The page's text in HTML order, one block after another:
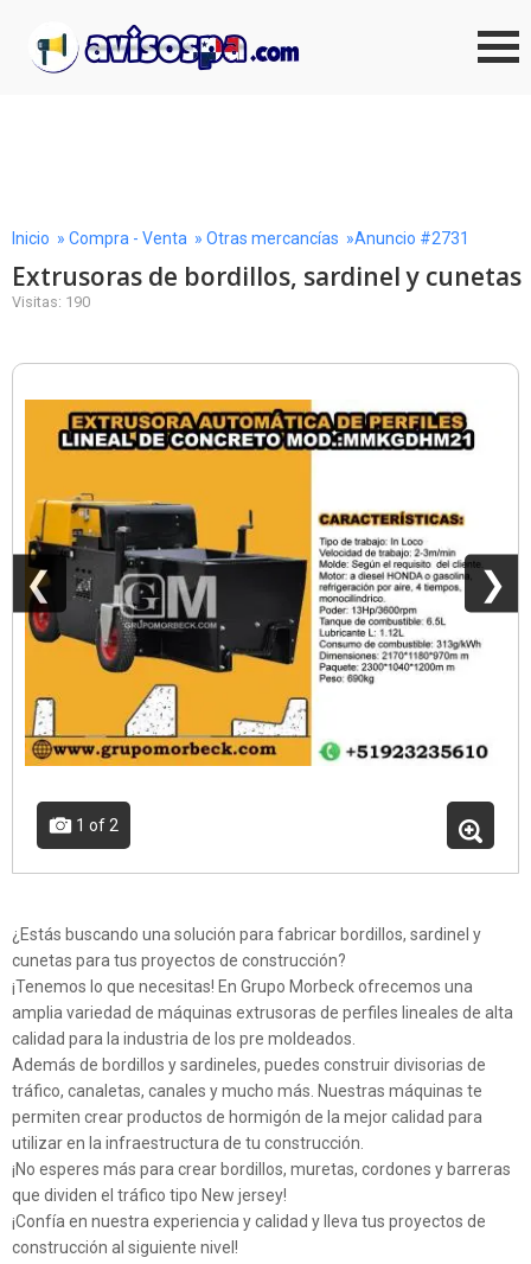
Inicio » Compra - Venta » Otras mercancías »Anuncio #2731
Extrusoras de bordillos, sardinel y cunetas
Visitas: 190
❮ ❯
1 of 2
¿Estás buscando una solución para fabricar bordillos, sardinel y
cunetas para tus proyectos de construcción?
¡Tenemos lo que necesitas! En Grupo Morbeck ofrecemos una
amplia variedad de máquinas extrusoras de perfiles lineales de alta
calidad para la industria de los pre moldeados.
Además de bordillos y sardineles, puedes construir divisorias de
tráfico, canaletas, canales y mucho más. Nuestras máquinas te
permiten crear productos de hormigón de la mejor calidad para
utilizar en la infraestructura de tu construcción.
¡No esperes más para crear bordillos, muretas, cordones y barreras
que dividen el tráfico tipo New jersey!
¡Confía en nuestra experiencia y calidad y lleva tus proyectos de
construcción al siguiente nivel!